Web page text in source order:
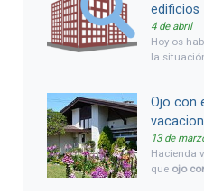
edificios
4 de abril
Hoy os
la
de qué es
de
de
hacerla,
Ojo con
13 de
Hacienda
que ojo